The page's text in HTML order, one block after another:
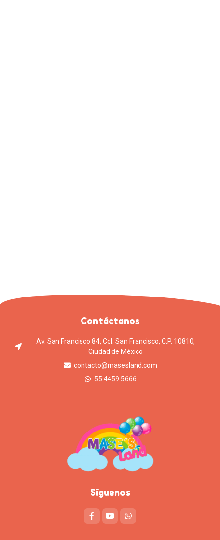
Contáctanos
Av. San Francisco 84, Col. San Francisco, C.P. 10810,
Ciudad de México
contacto@masesland.com
55 4459 5666
Síguenos